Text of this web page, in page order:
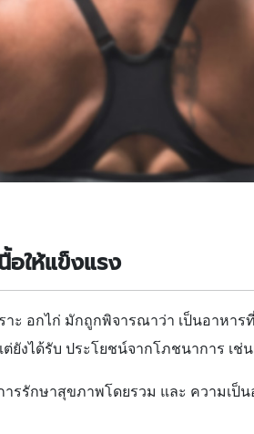
อให้แข็งแรง
ะ อกไก่ มักถูกพิจารณาว่า เป็นอาหา
ยังได้รับ ประโยชน์จากโภชนาการ เช่น
รักษาสุขภาพโดยรวม และ ความเป็